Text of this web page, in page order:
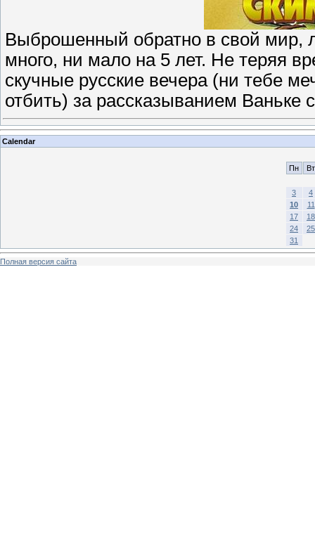
Выброшенный обратно в свой мир,
много, ни мало на 5 лет. Не теряя
скучные русские вечера (ни тебе
отбить) за рассказыванием Ваньке
Calendar
Пн Вт
3
4
10
11
17
18
24
25
31
Полная версия сайта